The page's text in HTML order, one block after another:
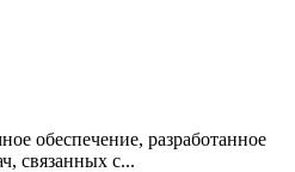
обеспечение, разработанное
связанных с...